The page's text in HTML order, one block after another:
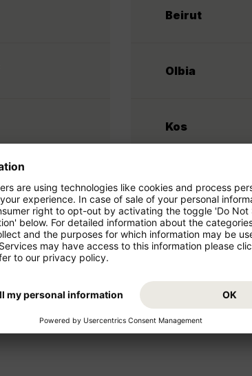
Beirut
Olbia
Kos
Skiathos